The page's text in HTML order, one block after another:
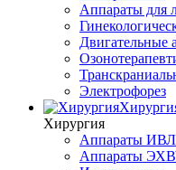
Аппараты для
Двигательные
Электрофорез
Хирургия
Аппараты ИВЛ
Аппараты